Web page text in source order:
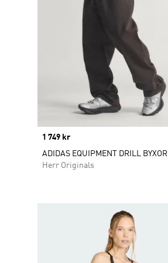
Price
1 749 kr
ADIDAS EQUIPMENT DRILL BYXOR
Herr Originals